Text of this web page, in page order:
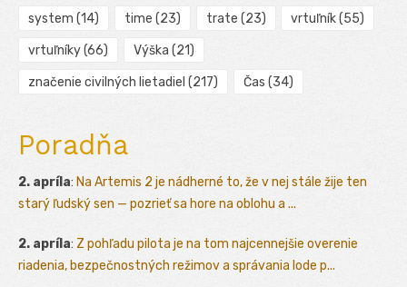
system (14) time (23) trate (23) vrtuľník(55)
vrtuľníky(66) Výška (21)
značenie civilných lietadiel (217) Čas (34)
Poradňa
2. apríla: Na Artemis 2 je nádherné to, že v nej stále žije ten
starý ľudský sen — pozrieť sa hore na oblohu a ...
2. apríla: Z pohľadu pilota je na tom najcennejšie overenie
riadenia, bezpečnostných režimov a správania lode p...